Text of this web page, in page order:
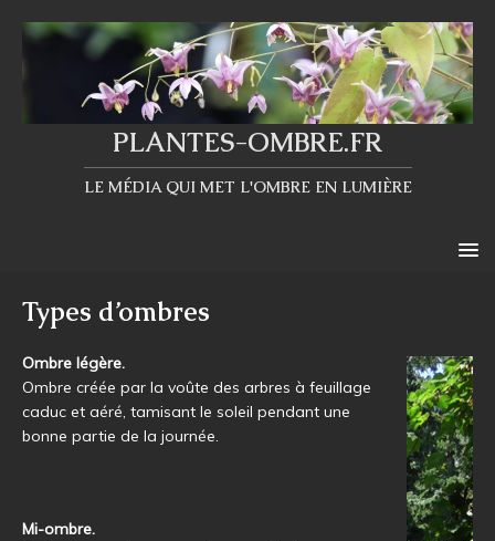
PLANTES-OMBRE.FR
LE MÉDIA QUI MET L'OMBRE EN LUMIÈRE
Types d’ombres
Ombre légère.
Ombre créée par la voûte des arbres à feuillage
caduc et aéré, tamisant le soleil pendant une
bonne partie de la journée.
Mi-ombre.